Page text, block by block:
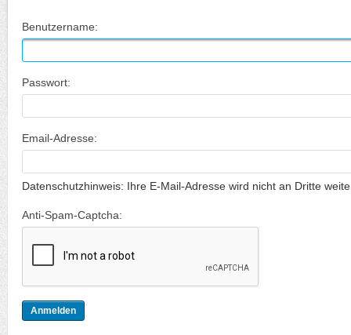
Benutzername:
Passwort:
Email-Adresse:
Datenschutzhinweis: Ihre E-Mail-Adresse wird nicht an Dritte
Anti-Spam-Captcha: